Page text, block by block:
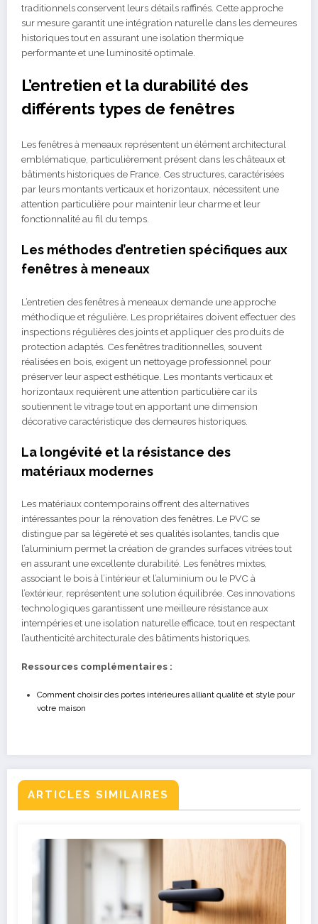
traditionnels conservent leurs détails raffinés. Cette approche
sur mesure garantit une intégration naturelle dans les demeures
historiques tout en assurant une isolation thermique
performante et une luminosité optimale.
L’entretien et la durabilité des
différents types de fenêtres
Les fenêtres à meneaux représentent un élément architectural
emblématique, particulièrement présent dans les châteaux et
bâtiments historiques de France. Ces structures, caractérisées
par leurs montants verticaux et horizontaux, nécessitent une
attention particulière pour maintenir leur charme et leur
fonctionnalité au fil du temps.
Les méthodes d’entretien spécifiques aux
fenêtres à meneaux
L’entretien des fenêtres à meneaux demande une approche
méthodique et régulière. Les propriétaires doivent effectuer des
inspections régulières des joints et appliquer des produits de
protection adaptés. Ces fenêtres traditionnelles, souvent
réalisées en bois, exigent un nettoyage professionnel pour
préserver leur aspect esthétique. Les montants verticaux et
horizontaux requièrent une attention particulière car ils
soutiennent le vitrage tout en apportant une dimension
décorative caractéristique des demeures historiques.
La longévité et la résistance des
matériaux modernes
Les matériaux contemporains offrent des alternatives
intéressantes pour la rénovation des fenêtres. Le PVC se
distingue par sa légèreté et ses qualités isolantes, tandis que
l’aluminium permet la création de grandes surfaces vitrées tout
en assurant une excellente durabilité. Les fenêtres mixtes,
associant le bois à l’intérieur et l’aluminium ou le PVC à
l’extérieur, représentent une solution équilibrée. Ces innovations
technologiques garantissent une meilleure résistance aux
intempéries et une isolation naturelle efficace, tout en respectant
l’authenticité architecturale des bâtiments historiques.
Ressources complémentaires :
Comment choisir des portes intérieures alliant qualité et style pour
votre maison
ARTICLES SIMILAIRES